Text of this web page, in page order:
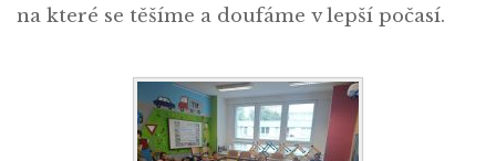
na které se těšíme a doufáme v lepší počasí.